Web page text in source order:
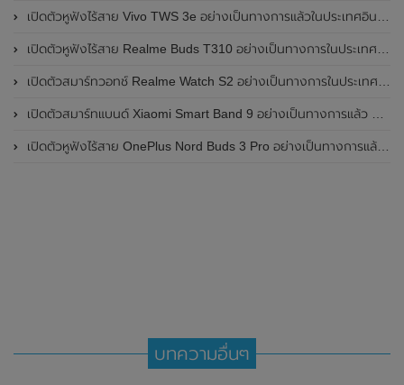
เปิดตัวหูฟังไร้สาย Vivo TWS 3e อย่างเป็นทางการแล้วในประเทศอินเดีย มาพร้อมระบบตัดเสียงรบกวน ANC ที่ 30dB , ป้องกันฝุ่นและกันน้ำที่ระดับ IP54 , แบตเตอรี่สามารถใช้งานนานสูงสุด 36 ชั่วโมง
เปิดตัวหูฟังไร้สาย Realme Buds T310 อย่างเป็นทางการในประเทศอินเดีย มาพร้อมระบบตัดเสียงรบกวน ANC สูงสุด 46dB , เสียงรอบทิศทาง 360 องศา , แบตเตอรี่สามารถใช้งานได้นานสูงสุด 40 ชั่วโมง
เปิดตัวสมาร์ทวอทช์ Realme Watch S2 อย่างเป็นทางการในประเทศอินเดีย มาพร้อมตัวเรือนสแตนเลสสตีล , หน้าจอแสดงผล AMOLED ขนาด 1.43 นิ้ว , แบตเตอรี่ขนาดใหญ่ใช้งานได้นาน 20 วัน และรองรับคำสั่งเสียง Super AI Engine ที่ขับเคลื่อนโดย ChatGPT
เปิดตัวสมาร์ทแบนด์ Xiaomi Smart Band 9 อย่างเป็นทางการแล้ว มาพร้อมหน้าจอ AMOLED ขนาด 1.62 นิ้ว , ตัวเรือนเป็นโลหะ และแบตเตอรี่สุดอึดสามารถใช้งานได้นานถึง 21 วัน
เปิดตัวหูฟังไร้สาย OnePlus Nord Buds 3 Pro อย่างเป็นทางการแล้ว มาพร้อมระบบตัดเสียงรบกวน (ANC) สามารถลดเสียงรบกวนได้ 49dB และแบตเตอรี่สุดอึดใช้งานได้นานสูงสุดถึง 44 ชั่วโมง
บทความอื่นๆ